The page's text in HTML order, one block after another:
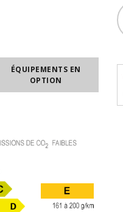
ÉQUIPEMENTS EN
OPTION